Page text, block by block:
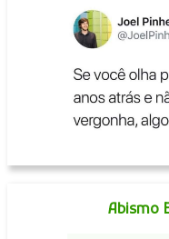
Abismo